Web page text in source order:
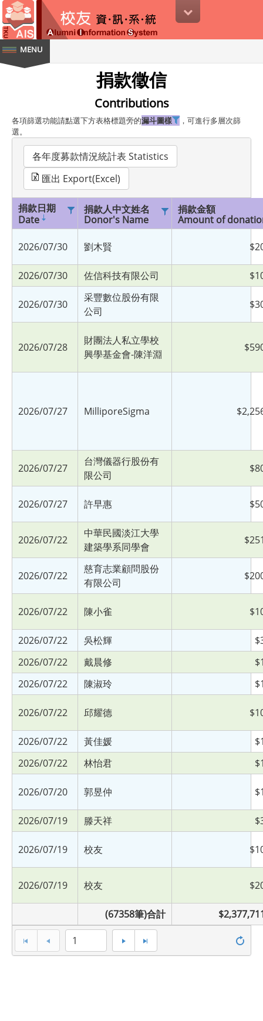
系統 捐款徵信
Contributions
各項篩選功能請點選下方表格標題旁的漏斗圖樣
，可進行多層次篩
選。
各年度募款情況統計表 Statistics
匯出 Export(Excel)
捐款日期
Date
捐款人中文姓名
Donor's Name
捐款金額
Amount of
(67358筆)合計
2026/07/30 劉木賢
2026/07/30 佐信科技有限公司
2026/07/30
采豐數位股份有限
公司
2026/07/28
財團法人私立學校
興學基金會-陳洋淵
2026/07/27 MilliporeSigma
2026/07/27
台灣儀器行股份有
限公司
2026/07/27 許早惠
2026/07/22
中華民國淡江大學
建築學系同學會
2026/07/22
慈育志業顧問股份
有限公司
2026/07/22 陳小雀
2026/07/22 吳松輝
2026/07/22
戴晨修
2026/07/22
陳淑玲
2026/07/22 邱耀德
2026/07/22 黃佳媛
2026/07/22
林怡君
2026/07/20 郭昱仲
2026/07/19 滕天祥
2026/07/19 校友
2026/07/19 校友
1